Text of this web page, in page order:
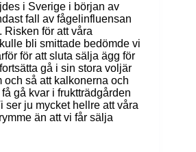
i Sverige i början av
fall av fågelinfluensan
Risken för att våra
bli smittade bedömde vi
för att sluta sälja ägg för
gå i sin stora voljär
och så att kalkonerna och
gå kvar i fruktträdgården
ser ju mycket hellre att våra
än att vi får sälja